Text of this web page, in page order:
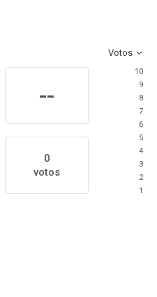
Votos
--
0
votos
10
9
8
7
6
5
4
3
2
1